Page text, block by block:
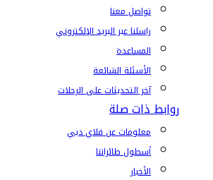
تواصل معنا
راسلنا عبر البريد الإلكتروني
المساعدة
الأسئلة الشائعة
آخر التحديثات على الرحلات
روابط ذات صلة
معلومات عن فلاي دبي
أسطول طائراتنا
الأخبار